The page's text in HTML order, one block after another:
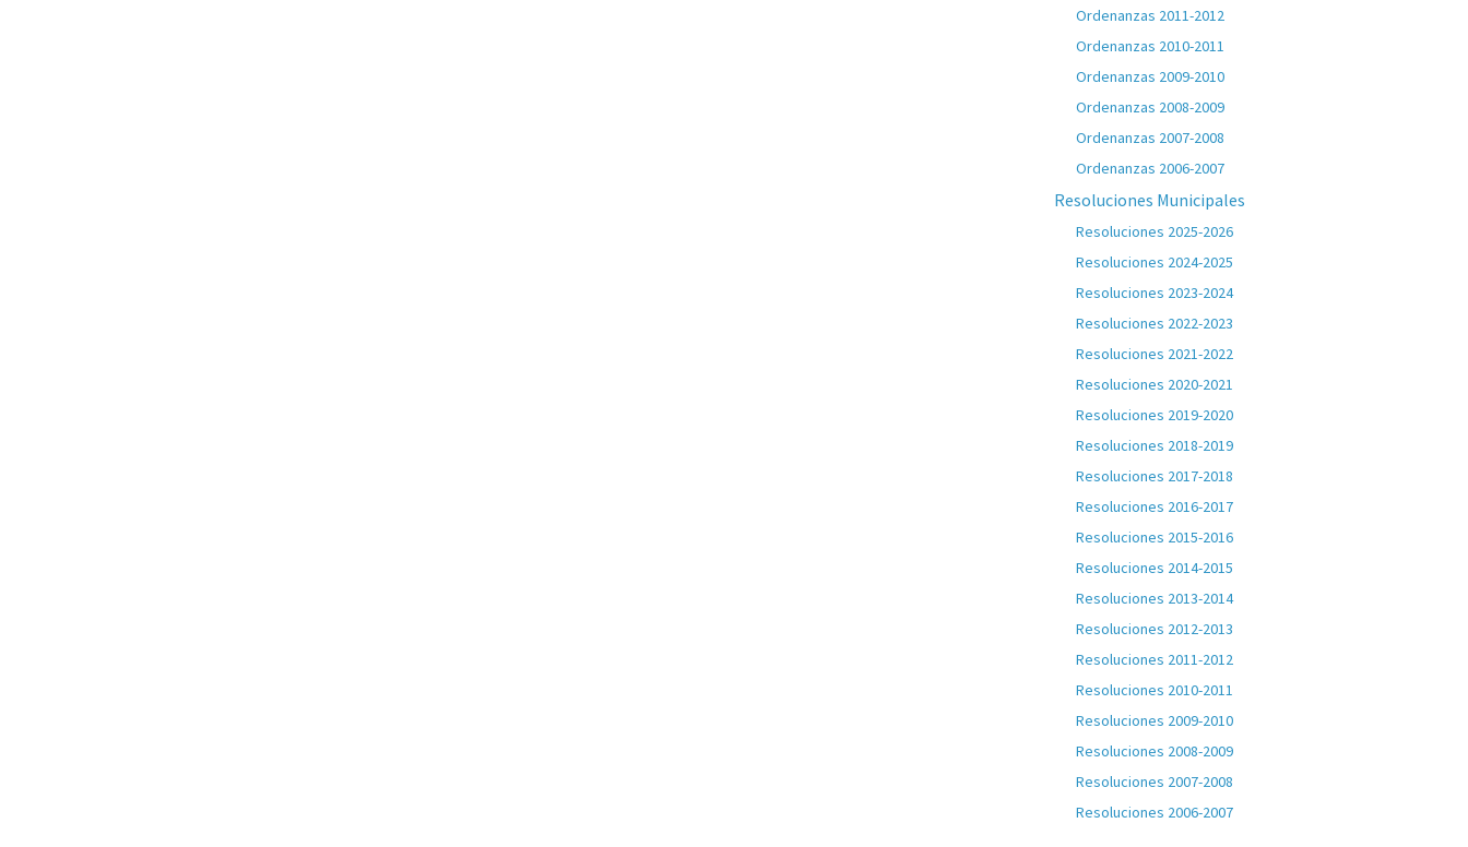
Ordenanzas 2011-2012
Ordenanzas 2010-2011
Ordenanzas 2009-2010
Ordenanzas 2008-2009
Ordenanzas 2007-2008
Ordenanzas 2006-2007
Resoluciones Municipales
Resoluciones 2025-2026
Resoluciones 2024-2025
Resoluciones 2023-2024
Resoluciones 2022-2023
Resoluciones 2021-2022
Resoluciones 2020-2021
Resoluciones 2019-2020
Resoluciones 2018-2019
Resoluciones 2017-2018
Resoluciones 2016-2017
Resoluciones 2015-2016
Resoluciones 2014-2015
Resoluciones 2013-2014
Resoluciones 2012-2013
Resoluciones 2011-2012
Resoluciones 2010-2011
Resoluciones 2009-2010
Resoluciones 2008-2009
Resoluciones 2007-2008
Resoluciones 2006-2007